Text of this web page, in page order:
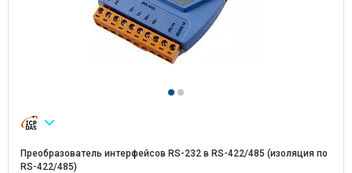
Преобразователь интерфейсов RS-232 в RS-422/485 (изоляция по
RS-422/485)